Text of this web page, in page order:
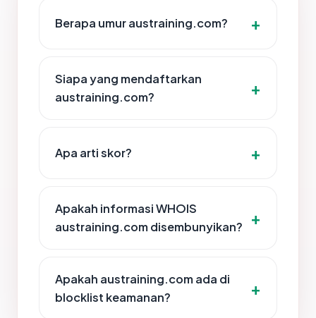
Berapa umur austraining.com?
Siapa yang mendaftarkan
austraining.com?
Apa arti skor?
Apakah informasi WHOIS
austraining.com disembunyikan?
Apakah austraining.com ada di
blocklist keamanan?